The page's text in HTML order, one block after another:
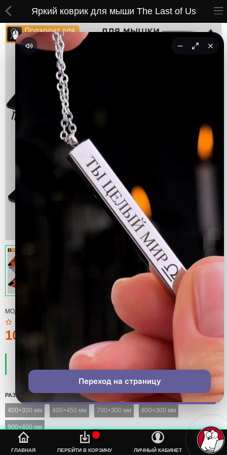
ВСЕ ТОВАРЫ
Кастомные коврики
ГЛАВНАЯ
%s
ПЕРЕЙТИ В КОРЗИНУ ЛИЧНЫЙ КАБИНЕТ
Яркий коврик для мыши The Last of Us
МОДЕЛЬ:
100тмт.
ПРОИЗВОДИТЕЛЬ: COOL
НАЛИЧИЕ:
ЕСТЬ В НАЛИЧИИ
РАЗМЕР
400×300 мм 400×450 мм 700×300 мм 800×300 мм
900×400 мм
Переход на страницу